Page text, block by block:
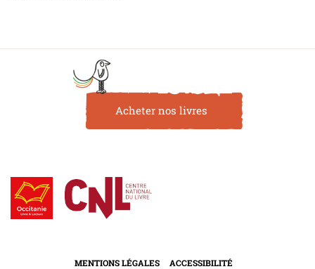
Acheter nos livres
MENTIONS LÉGALES ACCESSIBILITÉ